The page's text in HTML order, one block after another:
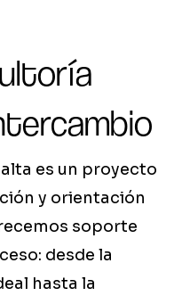
es un proyecto
y orientación
soporte
desde la
hasta la